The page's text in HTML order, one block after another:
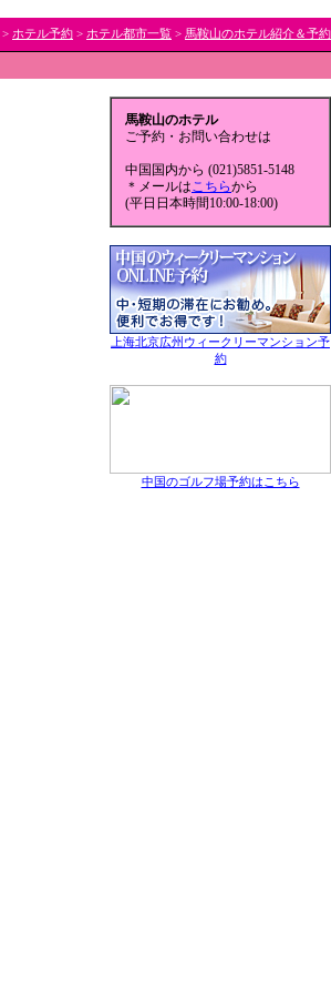
> ホテル予約 > ホテル都市一覧 > 馬鞍山のホテル紹介＆予約
馬鞍山のホテル
ご予約・お問い合わせは
中国国内から (021)5851-5148
＊メールはこちらから
(平日日本時間10:00-18:00)
上海北京広州ウィークリーマンション予
約
中国のゴルフ場予約はこちら